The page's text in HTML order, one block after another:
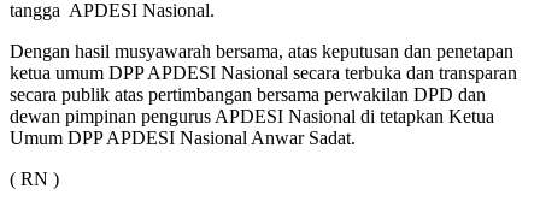
tangga APDESI Nasional.
Dengan hasil musyawarah bersama, atas keputusan dan penetapan
ketua umum DPP APDESI Nasional secara terbuka dan transparan
secara publik atas pertimbangan bersama perwakilan DPD dan
dewan pimpinan pengurus APDESI Nasional di tetapkan Ketua
Umum DPP APDESI Nasional Anwar Sadat.
( RN )